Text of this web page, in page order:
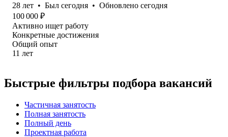
28 лет • Был сегодня • Обновлено сегодня
100 000 ₽
Активно ищет работу
Конкретные достижения
Общий опыт
11 лет
Быстрые фильтры подбора вакансий
Частичная занятость
Полная занятость
Полный день
Проектная работа